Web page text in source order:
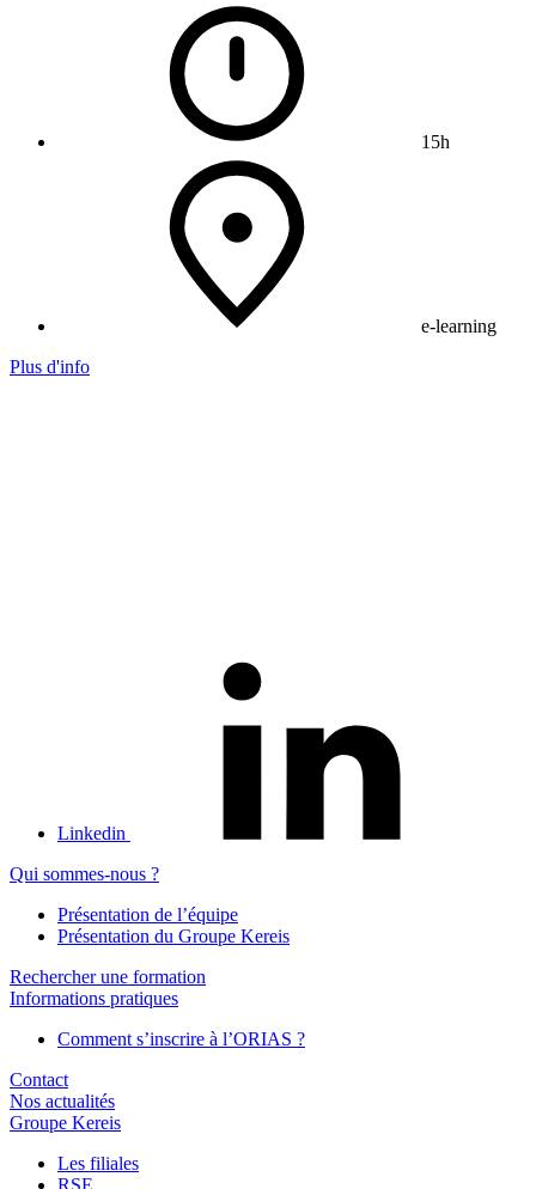
15h
e-learning
Plus d'info
Linkedin
Qui sommes-nous ?
Présentation de l’équipe
Présentation du Groupe Kereis
Rechercher une formation
Informations pratiques
Comment s’inscrire à l’ORIAS ?
Contact
Nos actualités
Groupe Kereis
Les filiales
RSE